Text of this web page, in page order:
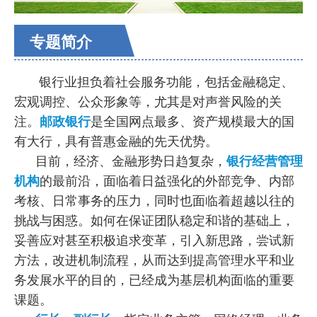
专题简介
银行业担负着社会服务功能，包括金融稳定、
宏观调控、公众形象等，尤其是对声誉风险的关
注。 邮政银行是全国网点最多、资产规模最大的国
有大行，具有普惠金融的先天优势。
目前，经济、金融形势日趋复杂，银行经营管理
机构的最前沿，面临着日益强化的外部竞争、内部
考核、日常事务的压力，同时也面临着超越以往的
挑战与困惑。如何在保证团队稳定和谐的基础上，
妥善应对甚至积极追求变革，引入新思路，尝试新
方法，改进机制流程，从而达到提高管理水平和业
务发展水平的目的，已经成为基层机构面临的重要
课题。